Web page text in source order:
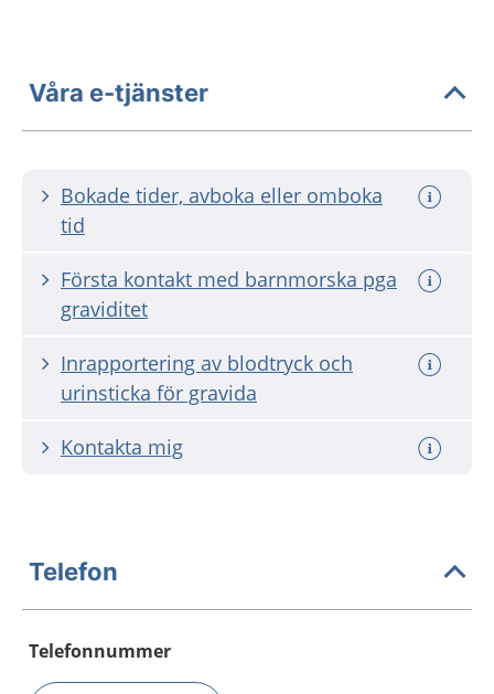
Våra e-tjänster
Bokade tider, avboka eller omboka
tid
Första kontakt med barnmorska pga
graviditet
Inrapportering av blodtryck och
urinsticka för gravida
Kontakta mig
Telefon
Telefonnummer